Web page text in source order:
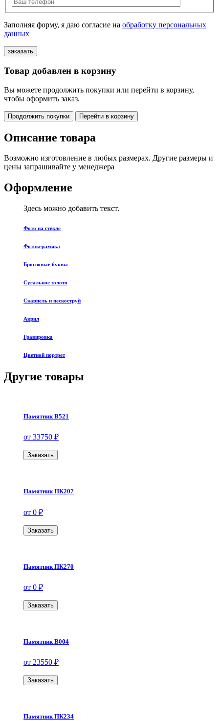
Заполняя форму, я даю согласие на обработку персональных
данных
Товар добавлен в корзину
Вы можете продолжить покупки или перейти в корзину,
чтобы оформить заказ.
Продолжить покупки Перейти в корзину
Описание товара
Возможно изготовление в любых размерах. Другие размеры и
цены запрашивайте у менеджера
Оформление
Здесь можно добавить текст.
Фото на стекле
Фотокерамика
Бронзовые буквы
Сусальное золото
Скарпель и пескоструй
Акрил
Гравировка
Цветной портрет
Другие товары
Памятник В521
от 33750 ₽
Заказать
Памятник ПК207
от 0 ₽
Заказать
Памятник ПК270
от 0 ₽
Заказать
Памятник В004
от 23550 ₽
Заказать
Памятник ПК234